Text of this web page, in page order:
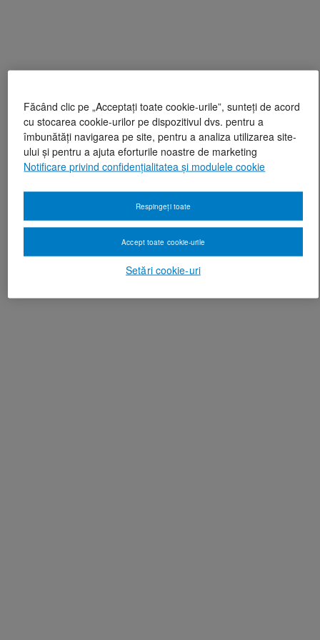
Făcând clic pe „Acceptați toate cookie-urile”, sunteți de acord
cu stocarea cookie-urilor pe dispozitivul dvs. pentru a
îmbunătăți navigarea pe site, pentru a analiza utilizarea site-
ului și pentru a ajuta eforturile noastre de marketing
Notificare privind confidențialitatea și modulele cookie
Setări cookie-uri
Respingeți toate
Accept toate cookie-urile